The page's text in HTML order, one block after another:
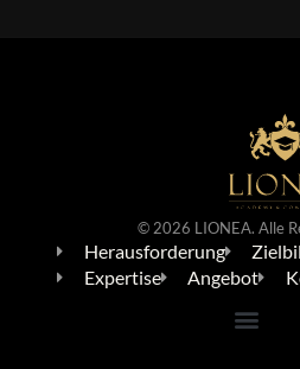
© 2026 LIONEA. Alle
Herausforderung
Expertise
Angebot